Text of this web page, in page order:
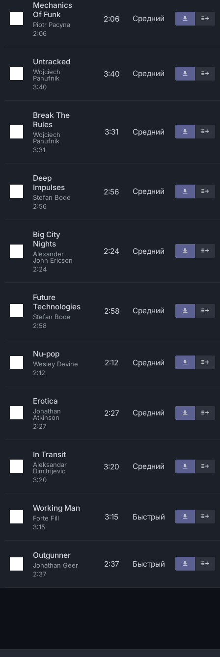
Mechanics
Of Funk
Piotr Pacyna
2:06
2:06 Средний
Untracked
Wojciech
Panufnik
3:40
3:40 Средний
Break The
Rules
Wojciech
Panufnik
3:31
3:31 Средний
Deep
Impulses
Stefan Bode
2:56
2:56 Средний
Big City
Nights
Alexander
John Ericson
2:24
2:24 Средний
Future
Technologies
Stefan Bode
2:58
2:58 Средний
Nu-pop
Wesley Devine
2:12
2:12 Средний
Erotica
Jonathan
Atkinson
2:27
2:27 Средний
In Transit
Aleksandar
Dimitrijevic
3:20
3:20 Средний
Working Man
Forte Fill
3:15
3:15 Быстрый
Outgunner
Jonathan Geer
2:37
2:37 Быстрый